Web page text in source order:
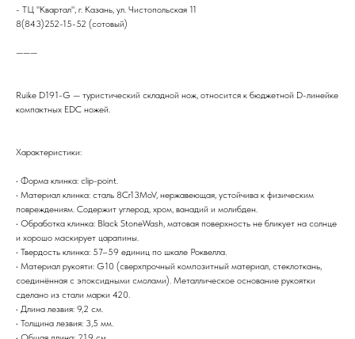
- ТЦ "Квартал", г. Казань, ул. Чистопольская 11
8(843)252-15-52 (сотовый)
———
Ruike D191-G — туристический складной нож, относится к бюджетной D-линейке
компактных EDC ножей.
Характеристики:
• Форма клинка: clip-point.
• Материал клинка: сталь 8Cr13MoV, нержавеющая, устойчива к физическим
повреждениям. Содержит углерод, хром, ванадий и молибден.
• Обработка клинка: Black StoneWash, матовая поверхность не бликует на солнце
и хорошо маскирует царапины.
• Твердость клинка: 57–59 единиц по шкале Роквелла.
• Материал рукояти: G10 (сверхпрочный композитный материал, стеклоткань,
соединённая с эпоксидными смолами). Металлическое основание рукоятки
сделано из стали марки 420.
• Длина лезвия: 9,2 см.
• Толщина лезвия: 3,5 мм.